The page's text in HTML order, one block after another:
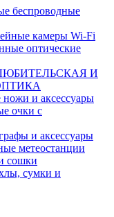
беспроводные
камеры Wi-Fi
оптические
ЛЮБИТЕЛЬСКАЯ И
и аксессуары
очки с
и аксессуары
метеостанции
сошки
сумки и